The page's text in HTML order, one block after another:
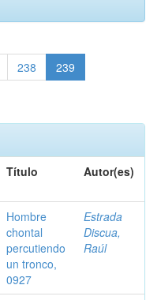
238
239
Título Autor(es)
Hombre
chontal
percutiendo
un tronco,
0927
Estrada
Discua,
Raúl